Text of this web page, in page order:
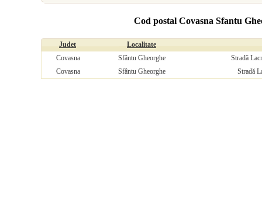
Cod postal Covasna Sfantu
Judet
Localitate
Covasna
Sfântu Gheorghe
Stradă
Covasna
Sfântu Gheorghe Stradă